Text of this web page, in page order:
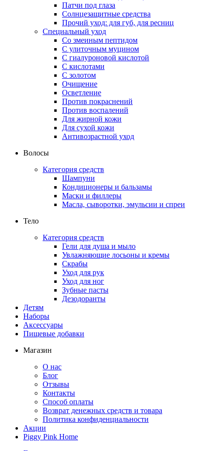
Патчи под глаза
Солнцезащитные средства
Прочий уход: для губ, для ресниц
Специальный уход
Со змеиным пептидом
С улиточным муцином
С гиалуроновой кислотой
С кислотами
С золотом
Очищение
Осветление
Против покраснений
Против воспалений
Для жирной кожи
Для сухой кожи
Антивозрастной уход
Волосы
Категория средств
Шампуни
Кондиционеры и бальзамы
Маски и филлеры
Масла, сыворотки, эмульсии и спреи
Тело
Категория средств
Гели для душа и мыло
Увлажняющие лосьоны и кремы
Скрабы
Уход для рук
Уход для ног
Зубные пасты
Дезодоранты
Детям
Наборы
Аксессуары
Пищевые добавки
Магазин
О нас
Блог
Отзывы
Контакты
Способ оплаты
Возврат денежных средств и товара
Политика конфиденциальности
Акции
Piggy Pink Home